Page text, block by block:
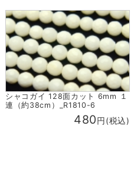
シャコガイ 128面カット 6mm １
連（約38cm）_R1810-6
480円(税込)